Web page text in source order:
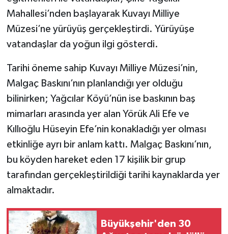
Mahallesi’nden başlayarak Kuvayı Milliye
Müzesi’ne yürüyüş gerçekleştirdi. Yürüyüşe
vatandaşlar da yoğun ilgi gösterdi.
Tarihi öneme sahip Kuvayı Milliye Müzesi’nin,
Malgaç Baskını’nın planlandığı yer olduğu
bilinirken; Yağcılar Köyü’nün ise baskının baş
mimarları arasında yer alan Yörük Ali Efe ve
Kıllıoğlu Hüseyin Efe’nin konakladığı yer olması
etkinliğe ayrı bir anlam kattı. Malgaç Baskını’nın,
bu köyden hareket eden 17 kişilik bir grup
tarafından gerçekleştirildiği tarihi kaynaklarda yer
almaktadır.
Büyükşehir'den 30